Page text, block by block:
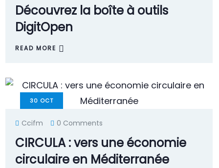
Découvrez la boîte à outils
DigitOpen
READ MORE
30 OCT
Ccifm 0 Comments
CIRCULA : vers une économie
circulaire en Méditerranée